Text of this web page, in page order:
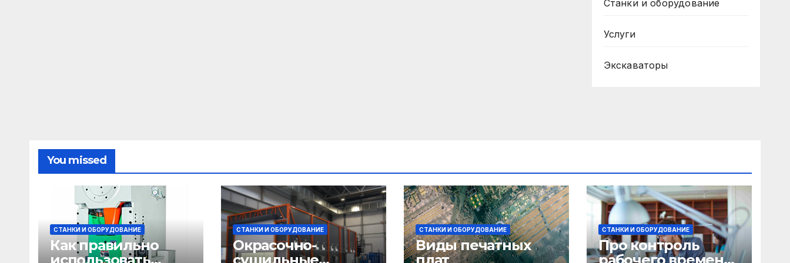
Станки и оборудование
Услуги
Экскаваторы
You missed
СТАНКИ И ОБОРУДОВАНИЕ
Как правильно
СТАНКИ И ОБОРУДОВАНИЕ
Окрасочно-
СТАНКИ И ОБОРУДОВАНИЕ
Виды печатных
СТАНКИ И ОБОРУДОВАНИЕ
Про контроль